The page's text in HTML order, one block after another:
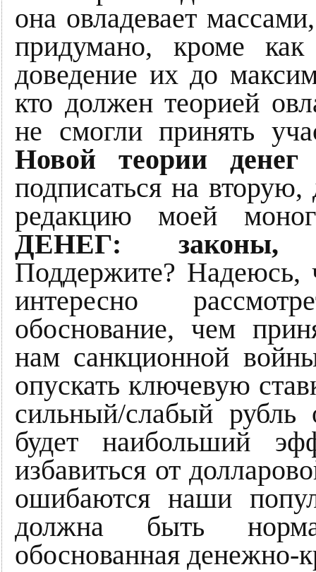
она овладевает
придумано, кроме
доведение их до
кто должен теорией
не смогли принять
Новой теории
подписаться на
редакцию моей
ДЕНЕГ: законы,
Поддержите? Надеюсь,
интересно
обоснование, чем
нам санкционной
опускать ключевую
сильный/слабый рубль
будет наибольший
избавиться от
ошибаются наши
должна быть
обоснованная денежно-